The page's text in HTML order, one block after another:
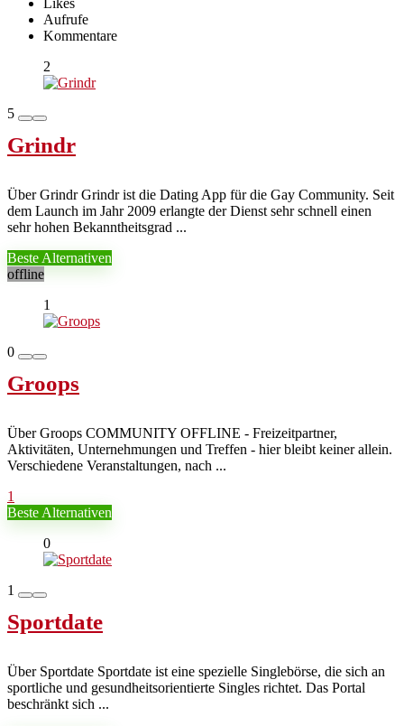
Likes
Aufrufe
Kommentare
2
5
Grindr
Über Grindr Grindr ist die Dating App für die Gay Community. Seit
dem Launch im Jahr 2009 erlangte der Dienst sehr schnell einen
sehr hohen Bekanntheitsgrad ...
Beste Alternativen
offline
1
0
Groops
Über Groops COMMUNITY OFFLINE - Freizeitpartner,
Aktivitäten, Unternehmungen und Treffen - hier bleibt keiner allein.
Verschiedene Veranstaltungen, nach ...
1
Beste Alternativen
0
1
Sportdate
Über Sportdate Sportdate ist eine spezielle Singlebörse, die sich an
sportliche und gesundheitsorientierte Singles richtet. Das Portal
beschränkt sich ...